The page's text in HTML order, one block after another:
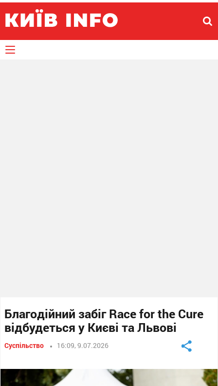
Благодійний забіг Race for the Cure
відбудеться у Києві та Львові
Суспільство 16:09, 9.07.2026